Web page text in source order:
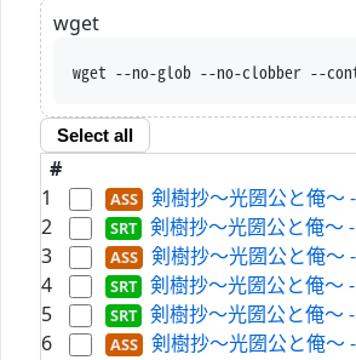
wget
wget --no-glob --no-clobber --content-
Select all
#
1
剣樹抄～光圀公と俺～
2
剣樹抄～光圀公と俺～
3
剣樹抄～光圀公と俺～
4
剣樹抄～光圀公と俺～
5
剣樹抄～光圀公と俺～
6
剣樹抄～光圀公と俺～